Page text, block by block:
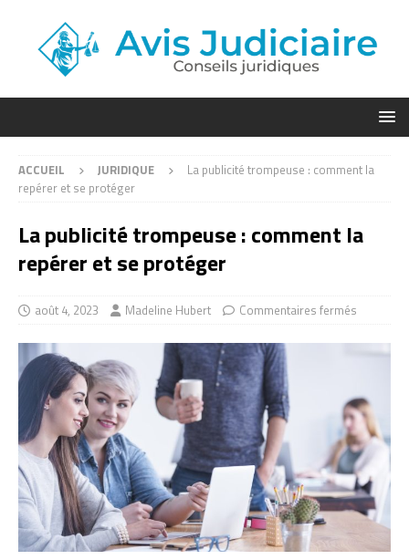
ACCUEIL JURIDIQUE
La publicité trompeuse : comment la
repérer et se protéger
La publicité trompeuse : comment la
repérer et se protéger
août 4, 2023 Madeline Hubert Commentaires fermés